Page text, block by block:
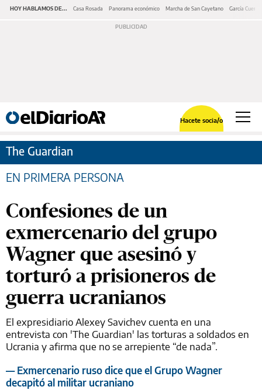
HOY HABLAMOS DE... Casa Rosada Panorama económico Marcha de San Cayetano García Cuerva
Hacete socia/o
The Guardian
EN PRIMERA PERSONA
Confesiones de un
exmercenario del grupo
Wagner que asesinó y
torturó a prisioneros de
guerra ucranianos
El expresidiario Alexey Savichev cuenta en una
entrevista con 'The Guardian' las torturas a soldados en
Ucrania y afirma que no se arrepiente “de nada”.
— Exmercenario ruso dice que el Grupo Wagner
decapitó al militar ucraniano